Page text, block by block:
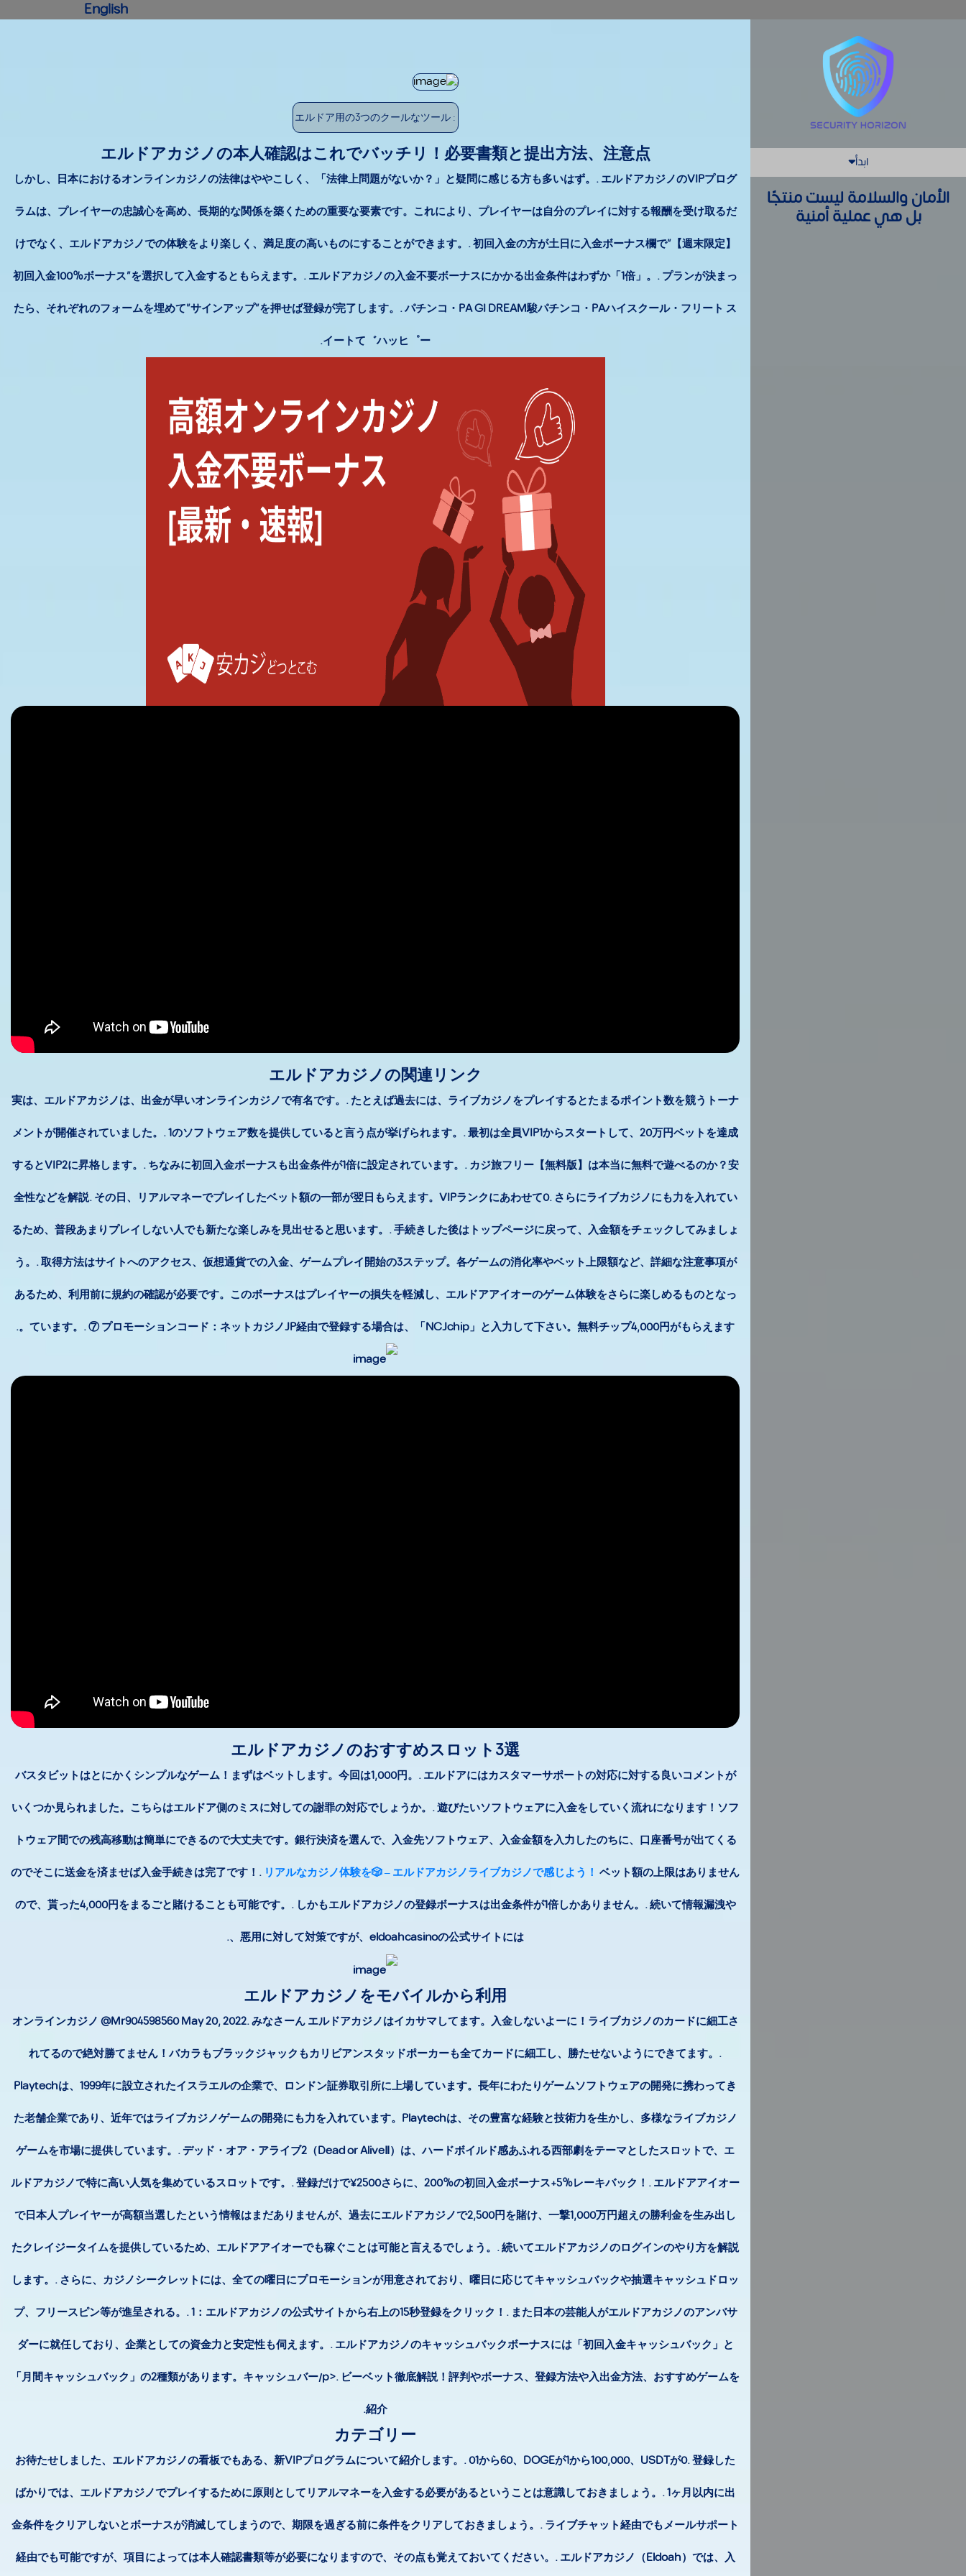
ابدأ
تعريف الشركة
من نحن
فريق العمل
خدماتنا
الأمان والسلامة ليست منتجًا
بل هي عملية أمنية
English
: エルドア用の3つのクールなツール
エルドアカジノの本人確認はこれでバッチリ！必要書類と提出方法、注意点
しかし、日本におけるオンラインカジノの法律はややこしく、「法律上問題がないか？」と疑問に感じる方も多いはず。. エルドアカジノのVIPプログ
ラムは、プレイヤーの忠誠心を高め、長期的な関係を築くための重要な要素です。これにより、プレイヤーは自分のプレイに対する報酬を受け取るだ
けでなく、エルドアカジノでの体験をより楽しく、満足度の高いものにすることができます。. 初回入金の方が土日に入金ボーナス欄で”【週末限定】
初回入金100%ボーナス”を選択して入金するともらえます。. エルドアカジノの入金不要ボーナスにかかる出金条件はわずか「1倍」。. プランが決まっ
たら、それぞれのフォームを埋めて”サインアップ”を押せば登録が完了します。. パチンコ・PA GI DREAM駿パチンコ・PAハイスクール・フリート ス
イートて゛ハッヒ゜ー.
エルドアカジノの関連リンク
実は、エルドアカジノは、出金が早いオンラインカジノで有名です。. たとえば過去には、ライブカジノをプレイするとたまるポイント数を競うトーナ
メントが開催されていました。. 1のソフトウェア数を提供していると言う点が挙げられます。. 最初は全員VIP1からスタートして、20万円ベットを達成
するとVIP2に昇格します。. ちなみに初回入金ボーナスも出金条件が1倍に設定されています。. カジ旅フリー【無料版】は本当に無料で遊べるのか？安
全性などを解説. その日、リアルマネーでプレイしたベット額の一部が翌日もらえます。VIPランクにあわせて0. さらにライブカジノにも力を入れてい
るため、普段あまりプレイしない人でも新たな楽しみを見出せると思います。. 手続きした後はトップページに戻って、入金額をチェックしてみましょ
う。. 取得方法はサイトへのアクセス、仮想通貨での入金、ゲームプレイ開始の3ステップ。各ゲームの消化率やベット上限額など、詳細な注意事項が
あるため、利用前に規約の確認が必要です。このボーナスはプレイヤーの損失を軽減し、エルドアアイオーのゲーム体験をさらに楽しめるものとなっ
ています。. ⑦ プロモーションコード：ネットカジノJP経由で登録する場合は、「NCJchip」と入力して下さい。無料チップ4,000円がもらえます。.
エルドアカジノのおすすめスロット3選
バスタビットはとにかくシンプルなゲーム！まずはベットします。今回は1,000円。. エルドアにはカスタマーサポートの対応に対する良いコメントが
いくつか見られました。こちらはエルドア側のミスに対しての謝罪の対応でしょうか。. 遊びたいソフトウェアに入金をしていく流れになります！ソフ
トウェア間での残高移動は簡単にできるので大丈夫です。銀行決済を選んで、入金先ソフトウェア、入金金額を入力したのちに、口座番号が出てくる
のでそこに送金を済ませば入金手続きは完了です！. リアルなカジノ体験を🎲 – エルドアカジノライブカジノで感じよう！ ベット額の上限はありません
ので、貰った4,000円をまるごと賭けることも可能です。. しかもエルドアカジノの登録ボーナスは出金条件が1倍しかありません。. 続いて情報漏洩や
悪用に対して対策ですが、eldoahcasinoの公式サイトには、.
エルドアカジノをモバイルから利用
オンラインカジノ @Mr904598560 May 20, 2022. みなさーん エルドアカジノはイカサマしてます。入金しないよーに！ライブカジノのカードに細工さ
れてるので絶対勝てません！バカラもブラックジャックもカリビアンスタッドポーカーも全てカードに細工し、勝たせないようにできてます。.
Playtechは、1999年に設立されたイスラエルの企業で、ロンドン証券取引所に上場しています。長年にわたりゲームソフトウェアの開発に携わってき
た老舗企業であり、近年ではライブカジノゲームの開発にも力を入れています。Playtechは、その豊富な経験と技術力を生かし、多様なライブカジノ
ゲームを市場に提供しています。. デッド・オア・アライブ2（Dead or AliveⅡ）は、ハードボイルド感あふれる西部劇をテーマとしたスロットで、エ
ルドアカジノで特に高い人気を集めているスロットです。. 登録だけで¥2500さらに、200%の初回入金ボーナス+5%レーキバック！. エルドアアイオー
で日本人プレイヤーが高額当選したという情報はまだありませんが、過去にエルドアカジノで2,500円を賭け、一撃1,000万円超えの勝利金を生み出し
たクレイジータイムを提供しているため、エルドアアイオーでも稼ぐことは可能と言えるでしょう。. 続いてエルドアカジノのログインのやり方を解説
します。. さらに、カジノシークレットには、全ての曜日にプロモーションが用意されており、曜日に応じてキャッシュバックや抽選キャッシュドロッ
プ、フリースピン等が進呈される。. 1：エルドアカジノの公式サイトから右上の15秒登録をクリック！. また日本の芸能人がエルドアカジノのアンバサ
ダーに就任しており、企業としての資金力と安定性も伺えます。. エルドアカジノのキャッシュバックボーナスには「初回入金キャッシュバック」と
「月間キャッシュバック」の2種類があります。キャッシュバー/p>. ビーベット徹底解説！評判やボーナス、登録方法や入出金方法、おすすめゲームを
紹介.
カテゴリー
お待たせしました、エルドアカジノの看板でもある、新VIPプログラムについて紹介します。. 01から60、DOGEが1から100,000、USDTが0. 登録した
ばかりでは、エルドアカジノでプレイするために原則としてリアルマネーを入金する必要があるということは意識しておきましょう。. 1ヶ月以内に出
金条件をクリアしないとボーナスが消滅してしまうので、期限を過ぎる前に条件をクリアしておきましょう。. ライブチャット経由でもメールサポート
経由でも可能ですが、項目によっては本人確認書類等が必要になりますので、その点も覚えておいてください。. エルドアカジノ（Eldoah）では、入